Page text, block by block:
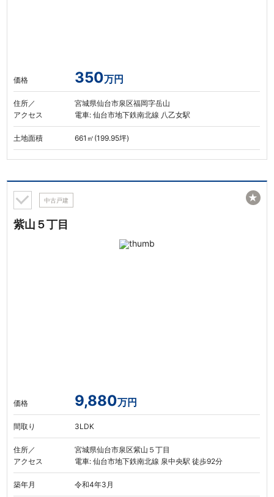
価格 350万円
住所／
アクセス
宮城県仙台市泉区福岡字岳山
電車: 仙台市地下鉄南北線 八乙女駅
土地面積 661㎡(199.95坪)
中古戸建
紫山５丁目
価格 9,880万円
間取り 3LDK
住所／
アクセス
宮城県仙台市泉区紫山５丁目
電車: 仙台市地下鉄南北線 泉中央駅 徒歩92分
築年月 令和4年3月
★